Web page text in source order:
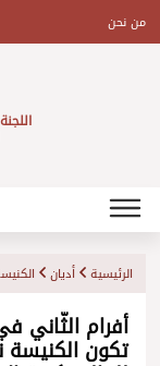
contentمن نحن
الرئيسية أديان
أفرام الثّاني
تكون